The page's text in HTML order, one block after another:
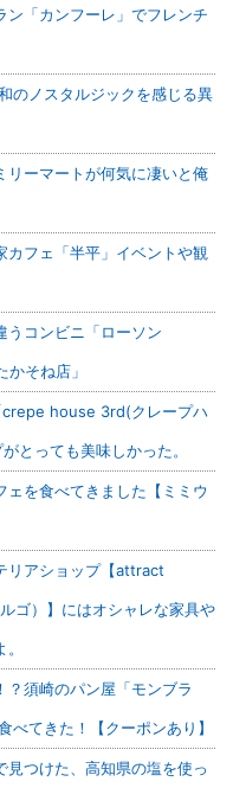
ン「カンフーレ」でフレンチ
のノスタルジックを感じる異
リーマートが何気に凄いと俺
カフェ「半平」イベントや観
うコンビニ「ローソン
かそね店」
crepe house 3rd(クレープハ
とっても美味しかった。
ェを食べてきました【ミミウ
リアショップ【attract
ゴ）】にはオシャレな家具や
須崎のパン屋「モンブラ
べてきた！【クーポンあり】
つけた、高知県の塩を使っ